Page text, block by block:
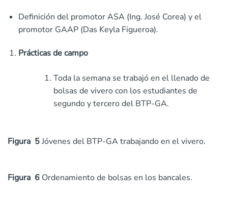
Definición del promotor ASA (Ing. José Corea) y el
promotor GAAP (Das Keyla Figueroa).
Prácticas de campo
Toda la semana se trabajó en el llenado de
bolsas de vivero con los estudiantes de
segundo y tercero del BTP-GA.
Figura 5Jóvenes del BTP-GA trabajando en el vivero.
Figura 6 Ordenamiento de bolsas en los bancales.